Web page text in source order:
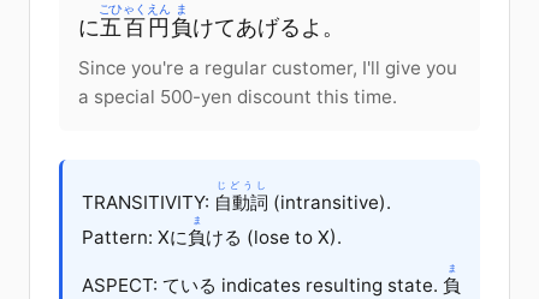
に五百円
ごひゃくえん
負
ま
けてあげる よ 。
Since you're a regular customer, I'll give you
a special 500-yen discount this time.
TRANSITIVITY: 自動詞
じどうし
(intransitive).
Pattern: Xに負
ま
ける (lose to X).
ASPECT: ている indicates resulting state. 負
ま